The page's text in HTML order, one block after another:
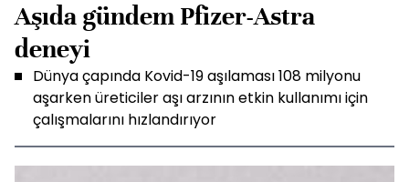
Aşıda gündem Pfizer-Astra
deneyi
Dünya çapında Kovid-19 aşılaması 108 milyonu
aşarken üreticiler aşı arzının etkin kullanımı için
çalışmalarını hızlandırıyor